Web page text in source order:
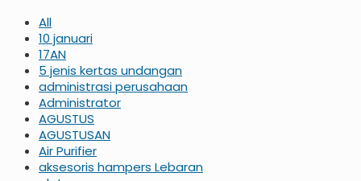
All
10 januari
17AN
5 jenis kertas undangan
administrasi perusahaan
Administrator
AGUSTUS
AGUSTUSAN
Air Purifier
aksesoris hampers Lebaran